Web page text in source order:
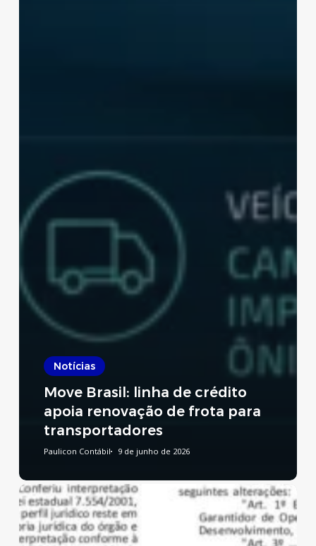
Notícias
Move Brasil: linha de crédito
apoia renovação de frota para
transportadores
Paulicon Contábil 9 de junho de 2026
Reforma
Tributária:
publicado
decreto